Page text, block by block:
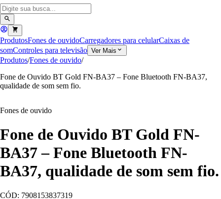
ProdutosFones de ouvidoCarregadores para celularCaixas de
somControles para televisão Ver Mais
Produtos/Fones de ouvido/
Fone de Ouvido BT Gold FN-BA37 – Fone Bluetooth FN-BA37,
qualidade de som sem fio.
Fones de ouvido
Fone de Ouvido BT Gold FN-
BA37 – Fone Bluetooth FN-
BA37, qualidade de som sem fio.
CÓD: 7908153837319